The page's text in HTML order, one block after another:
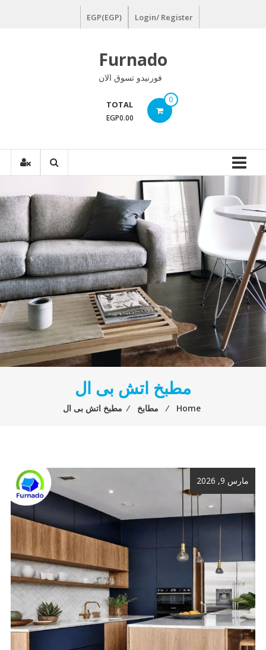
Login/ Register
EGP(EGP)
Furnado
فورنيدو تسوق الان
0
TOTAL
EGP0.00
مطبخ اتش بى ال
Home
⁄ مطابخ ⁄ مطبخ اتش بى ال
مارس 9, 2026